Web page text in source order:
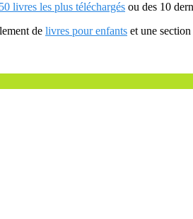
50 livres les plus téléchargés ou des 10
de livres pour enfants et une